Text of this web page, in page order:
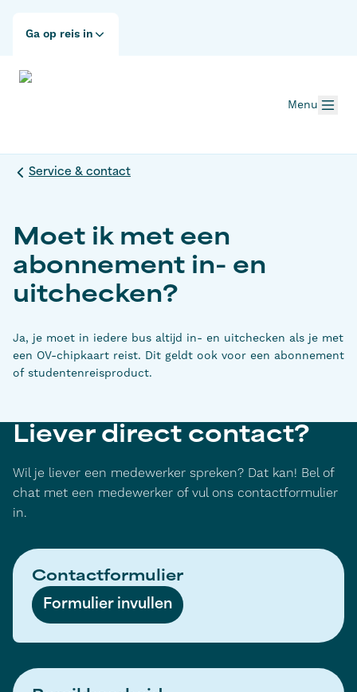
Ga op reis in
Menu
Service & contact
Moet ik met een
abonnement in- en
uitchecken?
Ja, je moet in iedere bus altijd in- en uitchecken als je met
een OV-chipkaart reist. Dit geldt ook voor een abonnement
of studentenreisproduct.
Liever direct contact?
Wil je liever een medewerker spreken? Dat kan! Bel of
chat met een medewerker of vul ons contactformulier
in.
Contactformulier
Formulier invullen